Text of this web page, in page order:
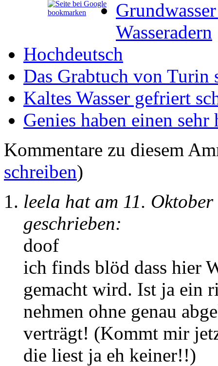
Wasseradern
Hochdeutsch
Das Grabtuch von Turin
Kaltes Wasser gefriert
Genies haben einen
Kommentare zu diesem
schreiben)
leela hat am 11.
geschrieben:
doof
ich finds blöd dass hier
gemacht wird. Ist ja ein
nehmen ohne genau
verträgt! (Kommt mir
die liest ja eh keiner!!)